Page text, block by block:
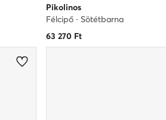
Pikolinos
Félcipő · Sötétbarna
63 270Ft